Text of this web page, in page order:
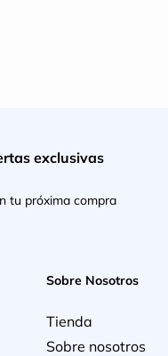
exclusivas
tu próxima compra
Sobre Nosotros
Tienda
Sobre nosotros